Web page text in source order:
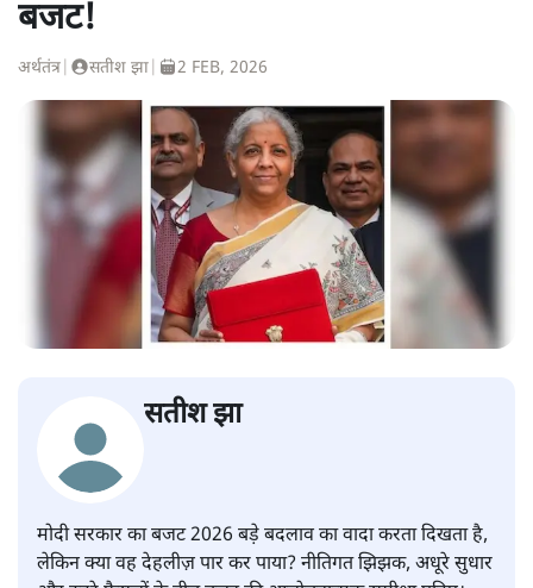
बजट!
अर्थतंत्र सतीश झा 2 FEB, 2026
सतीश झा
मोदी सरकार का बजट 2026 बड़े बदलाव का वादा करता दिखता है,
लेकिन क्या वह देहलीज़ पार कर पाया? नीतिगत झिझक, अधूरे सुधार